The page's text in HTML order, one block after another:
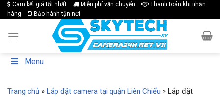
Skip
to
Cam kết giá tốt nhất Miễn phí vận chuyển
Thanh toán khi nhận
hàng
Bảo hành tận nơi
Menu
Trang chủ » Lắp đặt camera tại quận Liên Chiểu » Lắp đặt